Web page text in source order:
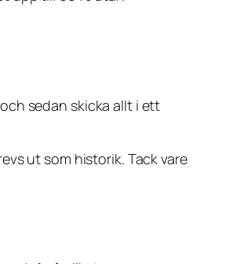
sedan skicka allt i ett
ut som historik. Tack vare